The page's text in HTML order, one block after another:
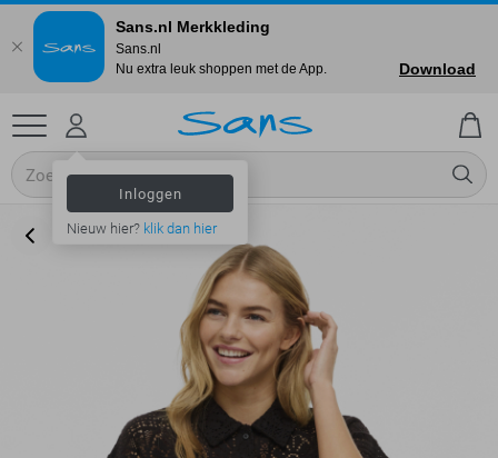
Inloggen
Nieuw hier? klik dan hier
Sans.nl Merkkleding
Sans.nl
Nu extra leuk shoppen met de App.
Download